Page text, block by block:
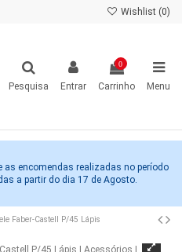
Wishlist (0)
Pesquisa Entrar
0
Carrinho Menu
as encomendas realizadas no período
a partir do dia 17 de Agosto.
Faber-Castell P/45 Lápis